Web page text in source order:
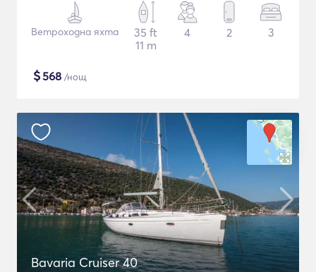
Ветроходна яхта
35 ft
11 m
4 2 3
$568 /нощ
Bavaria Cruiser 40